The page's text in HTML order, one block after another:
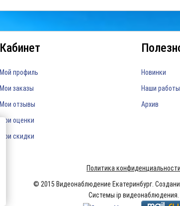
Кабинет
Мой профиль
Мои заказы
Мои отзывы
Мои оценки
Мои скидки
Новинки
Наши работы
Архив
Политика конфиденциальности
© 2015 Видеонаблюдение Екатеринбург.
Системы ip видеонаблюдения.